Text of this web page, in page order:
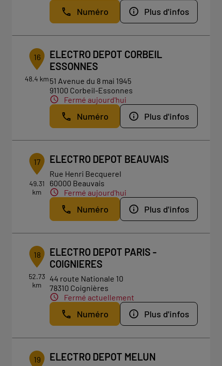
Numéro Plus d'infos
16
48.4 km
ELECTRO DEPOT CORBEIL
ESSONNES
51 Avenue du 8 mai 1945
91100 Corbeil-Essonnes
Fermé aujourd'hui
Numéro Plus d'infos
17
49.31
km
ELECTRO DEPOT BEAUVAIS
Rue Henri Becquerel
60000 Beauvais
Fermé aujourd'hui
Numéro Plus d'infos
18
52.73
km
ELECTRO DEPOT PARIS -
COIGNIERES
44 route Nationale 10
78310 Coignières
Fermé actuellement
Numéro Plus d'infos
19 ELECTRO DEPOT MELUN